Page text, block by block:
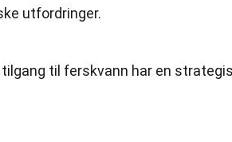
utfordringer.
til ferskvann har en